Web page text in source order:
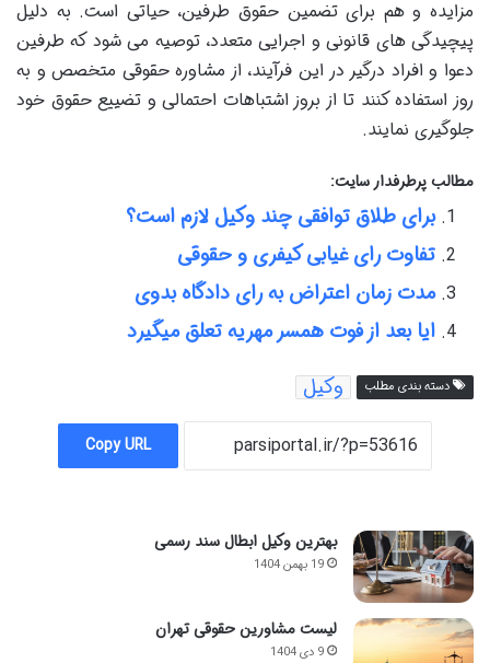
مزایده و هم برای تضمین حقوق طرفین، حیاتی است. به دلیل
پیچیدگی های قانونی و اجرایی متعدد، توصیه می شود که طرفین
دعوا و افراد درگیر در این فرآیند، از مشاوره حقوقی متخصص و به
روز استفاده کنند تا از بروز اشتباهات احتمالی و تضییع حقوق خود
جلوگیری نمایند.
مطالب پرطرفدار سایت:
برای طلاق توافقی چند وکیل لازم است؟
تفاوت رای غیابی کیفری و حقوقی
مدت زمان اعتراض به رای دادگاه بدوی
ایا بعد از فوت همسر مهریه تعلق میگیرد
دسته بندی مطلب وکیل
Copy URL
بهترین وکیل ابطال سند رسمی
19 بهمن 1404
لیست مشاورین حقوقی تهران
9 دی 1404